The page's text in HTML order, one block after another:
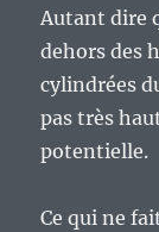
Autant dire
dehors des
cylindrées
pas très
potentielle.
Ce qui ne